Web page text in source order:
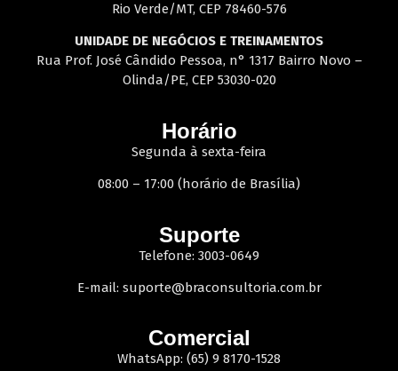
Rio Verde/MT, CEP 78460-576
UNIDADE DE NEGÓCIOS E TREINAMENTOS
Rua Prof. José Cândido Pessoa, n° 1317 Bairro Novo –
Olinda/PE, CEP 53030-020
Horário
Segunda à sexta-feira
08:00 – 17:00 (horário de Brasília)
Suporte
Telefone: 3003-0649
E-mail: suporte@braconsultoria.com.br
Comercial
WhatsApp: (65) 9 8170-1528